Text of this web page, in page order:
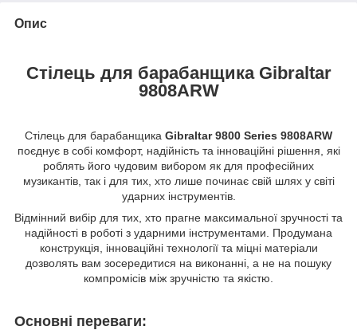
Опис
Стілець для барабанщика Gibraltar
9808ARW
Стілець для барабанщика Gibraltar 9800 Series 9808ARW
поєднує в собі комфорт, надійність та інноваційні рішення, які
роблять його чудовим вибором як для професійних
музикантів, так і для тих, хто лише починає свій шлях у світі
ударних інструментів.
Відмінний вибір для тих, хто прагне максимальної зручності та
надійності в роботі з ударними інструментами. Продумана
конструкція, інноваційні технології та міцні матеріали
дозволять вам зосередитися на виконанні, а не на пошуку
компромісів між зручністю та якістю.
Основні переваги: